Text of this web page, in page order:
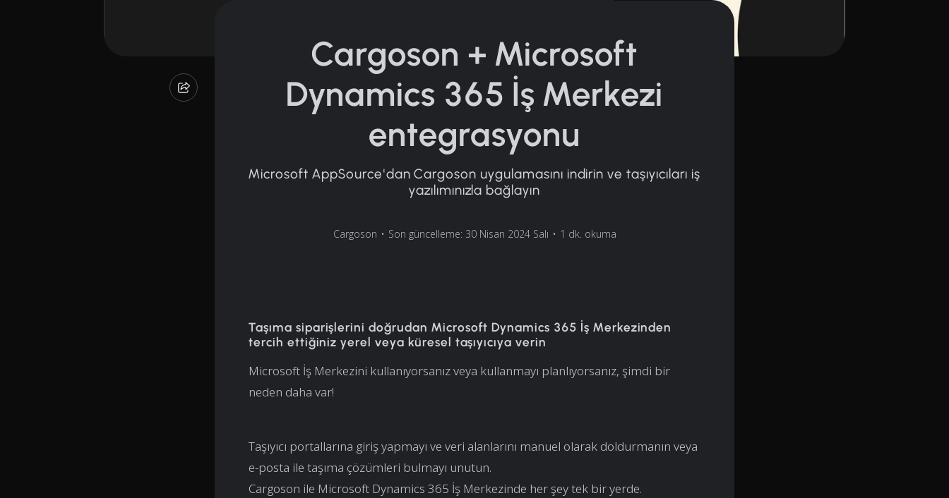
Cargoson + Microsoft
Dynamics 365 İş Merkezi
entegrasyonu
Microsoft AppSource'dan Cargoson uygulamasını indirin ve taşıyıcıları iş
yazılımınızla bağlayın
Cargoson • Son güncelleme: 30 Nisan 2024 Salı • 1 dk. okuma
Taşıma siparişlerini doğrudan Microsoft Dynamics 365 İş Merkezinden
tercih ettiğiniz yerel veya küresel taşıyıcıya verin
Microsoft İş Merkezini kullanıyorsanız veya kullanmayı planlıyorsanız, şimdi bir
neden daha var!
Taşıyıcı portallarına giriş yapmayı ve veri alanlarını manuel olarak doldurmanın veya
e-posta ile taşıma çözümleri bulmayı unutun.
Cargoson ile Microsoft Dynamics 365 İş Merkezinde her şey tek bir yerde.